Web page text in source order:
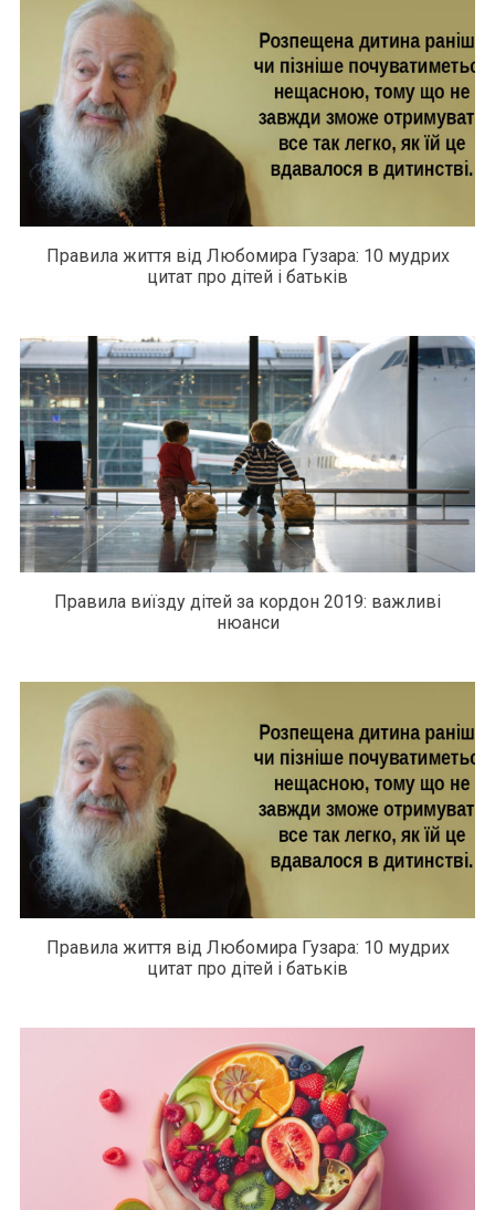
Правила життя від Любомира Гузара: 10 мудрих
цитат про дітей і батьків
Правила виїзду дітей за кордон 2019: важливі
нюанси
Правила життя від Любомира Гузара: 10 мудрих
цитат про дітей і батьків